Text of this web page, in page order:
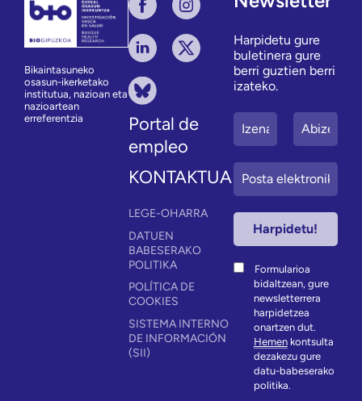
Bikaintasuneko
osasun-ikerketako
institutua, nazioan eta
nazioartean
erreferentzia
Portal de
empleo
KONTAKTUA
LEGE-OHARRA
DATUEN
BABESERAKO
POLITIKA
POLÍTICA DE
COOKIES
SISTEMA INTERNO
DE INFORMACIÓN
(SII)
Harpidetu gure
buletinera gure
berri guztien berri
izateko.
Formularioa
bidaltzean, gure
newsletterrera
harpidetzea
onartzen dut.
Hemenkontsulta
dezakezu gure
datu-babeserako
politika.